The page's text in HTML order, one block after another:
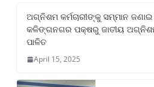
ଅଗ୍ନିଶମ କର୍ମଚାରୀଙ୍କୁ ସମ୍ମାନ
କଳିଙ୍ଗନଗର ପକ୍ଷରୁ ଜାତୀୟ ଅଗ୍ନିଶମ
ପାଳିତ
April 15, 2025